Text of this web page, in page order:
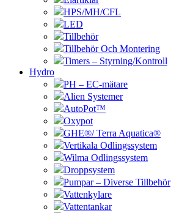
HPS/MH/CFL
LED
Tillbehör
Tillbehör Och Montering
Timers – Styrning/Kontroll
Hydro
PH – EC-mätare
Alien Systemer
AutoPot™
Oxypot
GHE®/ Terra Aquatica®
Vertikala Odlingssystem
Wilma Odlingssystem
Droppsystem
Pumpar – Diverse Tillbehör
Vattenkylare
Vattentankar